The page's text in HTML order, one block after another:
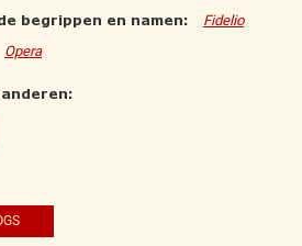
begrippen en namen:
Fidelio
Opera